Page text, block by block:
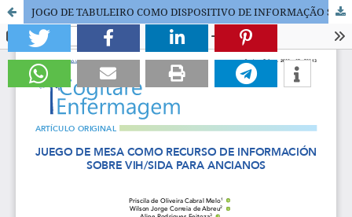
JOGO DE TABULEIRO COMO DISPOSITIVO DE INFORMAÇÃO SOBRE HIV/AIDS PARA IDOSOS